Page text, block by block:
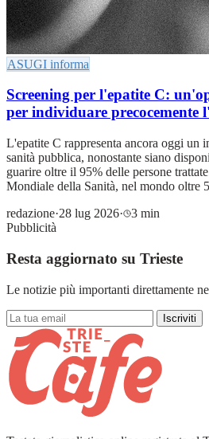
ASUGI informa
Screening per l'epatite C:
per individuare precocemente
L'epatite C rappresenta ancora oggi un
sanità pubblica, nonostante siano
guarire oltre il 95% delle persone
Mondiale della Sanità, nel mondo oltre
redazione·28 lug 2026·
3 min
Pubblicità
Resta aggiornato su Trieste
Le notizie più importanti direttamente
Iscriviti